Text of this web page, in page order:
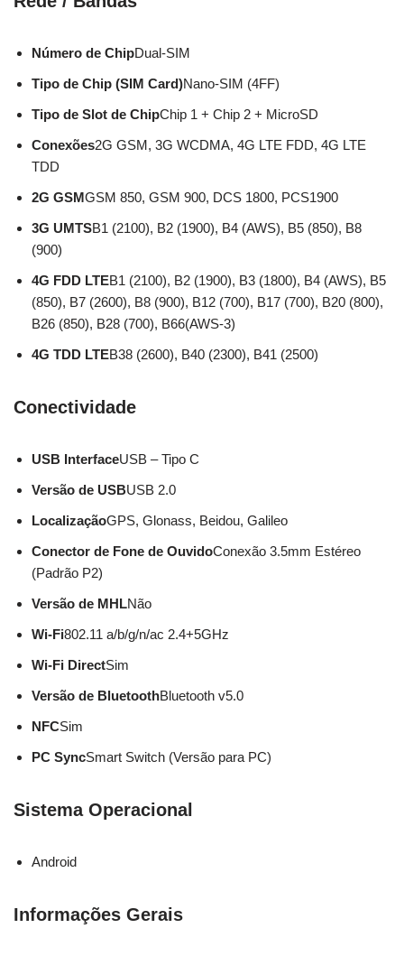
Número de ChipDual-SIM
Tipo de Chip (SIM Card)Nano-SIM (4FF)
Tipo de Slot de ChipChip 1 + Chip 2 + MicroSD
Conexões2G GSM, 3G WCDMA, 4G LTE FDD, 4G LTE
TDD
2G GSMGSM 850, GSM 900, DCS 1800, PCS1900
3G UMTSB1 (2100), B2 (1900), B4 (AWS), B5 (850), B8
(900)
4G FDD LTEB1 (2100), B2 (1900), B3 (1800), B4 (AWS), B5
(850), B7 (2600), B8 (900), B12 (700), B17 (700), B20 (800),
B26 (850), B28 (700), B66(AWS-3)
4G TDD LTEB38 (2600), B40 (2300), B41 (2500)
Conectividade
USB InterfaceUSB – Tipo C
Versão de USBUSB 2.0
LocalizaçãoGPS, Glonass, Beidou, Galileo
Conector de Fone de OuvidoConexão 3.5mm Estéreo
(Padrão P2)
Versão de MHLNão
Wi-Fi802.11 a/b/g/n/ac 2.4+5GHz
Wi-Fi DirectSim
Versão de BluetoothBluetooth v5.0
NFCSim
PC SyncSmart Switch (Versão para PC)
Sistema Operacional
Android
Informações Gerais